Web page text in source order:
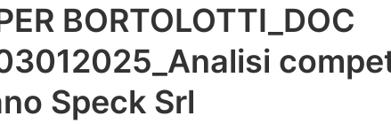
BORTOLOTTI_DOC
Speck Srl